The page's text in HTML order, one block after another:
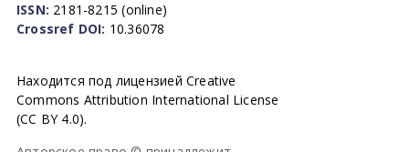
ISSN: 2181-8215 (online)
Crossref DOI: 10.36078
Находится под лицензией Creative
Commons Attribution International License
(CC BY 4.0).